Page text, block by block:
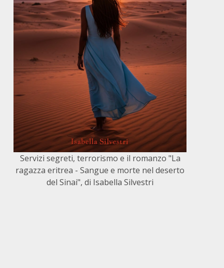
Servizi segreti, terrorismo e il romanzo "La
ragazza eritrea - Sangue e morte nel deserto
del Sinai", di Isabella Silvestri